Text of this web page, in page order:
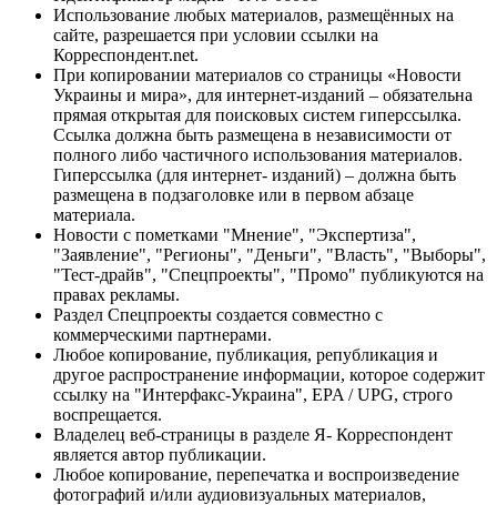
Использование любых материалов, размещённых на
сайте, разрешается при условии ссылки на
Корреспондент.net.
При копировании материалов со страницы «Новости
Украины и мира», для интернет-изданий – обязательна
прямая открытая для поисковых систем гиперссылка.
Ссылка должна быть размещена в независимости от
полного либо частичного использования материалов.
Гиперссылка (для интернет- изданий) – должна быть
размещена в подзаголовке или в первом абзаце
материала.
Новости с пометками "Мнение", "Экспертиза",
"Заявление", "Регионы", "Деньги", "Власть", "Выборы",
"Тест-драйв", "Спецпроекты", "Промо" публикуются на
правах рекламы.
Раздел Спецпроекты создается совместно с
коммерческими партнерами.
Любое копирование, публикация, републикация и
другое распространение информации, которое содержит
ссылку на "Интерфакс-Украина", EPA / UPG, строго
воспрещается.
Владелец веб-страницы в разделе Я- Корреспондент
является автор публикации.
Любое копирование, перепечатка и воспроизведение
фотографий и/или аудиовизуальных материалов,